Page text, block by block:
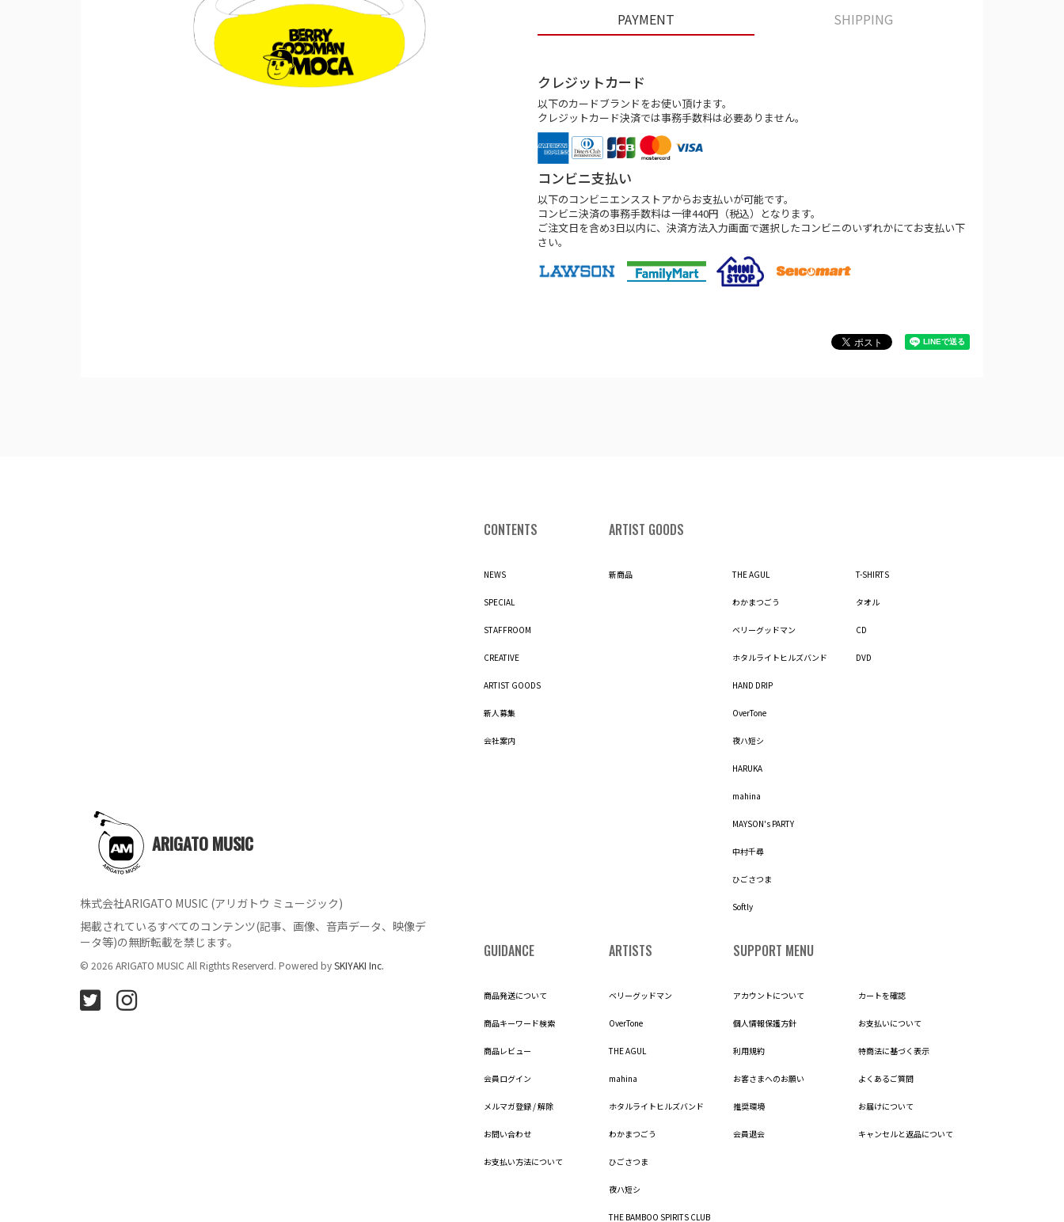
PAYMENT SHIPPING
クレジットカード
以下のカードブランドをお使い頂けます。
クレジットカード決済では事務手数料は必要ありません。
コンビニ支払い
以下のコンビニエンスストアからお支払いが可能です。
コンビニ決済の事務手数料は一律440円（税込）となります。
ご注文日を含め3日以内に、決済方法入力画面で選択したコンビニのいずれかにてお支払い下
さい。
ARIGATO MUSIC
株式会社ARIGATO MUSIC (アリガトウ ミュージック)
掲載されているすべてのコンテンツ(記事、画像、音声データ、映像デ
ータ等)の無断転載を禁じます。
© 2026 ARIGATO MUSIC All Rigthts Reserverd. Powered bySKIYAKI Inc.
CONTENTS
NEWS
SPECIAL
STAFFROOM
CREATIVE
ARTIST GOODS
新人募集
会社案内
ARTIST GOODS
新商品 THE AGUL
わかまつごう
ベリーグッドマン
ホタルライトヒルズバンド
HAND DRIP
OverTone
夜ハ短シ
HARUKA
mahina
MAYSON's PARTY
中村千尋
ひごさつま
Softly
T-SHIRTS
タオル
CD
DVD
GUIDANCE
商品発送について
商品キーワード検索
商品レビュー
会員ログイン
メルマガ登録 / 解除
お問い合わせ
お支払い方法について
ARTISTS
ベリーグッドマン
OverTone
THE AGUL
mahina
ホタルライトヒルズバンド
わかまつごう
ひごさつま
夜ハ短シ
THE BAMBOO SPIRITS CLUB
SUPPORT MENU
アカウントについて
個人情報保護方針
利用規約
お客さまへのお願い
推奨環境
会員退会
カートを確認
お支払いについて
特商法に基づく表示
よくあるご質問
お届けについて
キャンセルと返品について